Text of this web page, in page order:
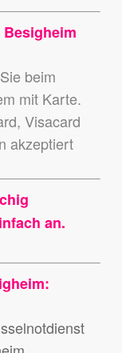
beim
mit Karte.
Visacard
akzeptiert
an.